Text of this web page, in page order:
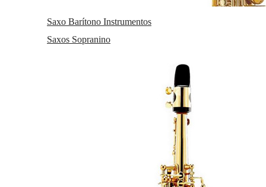
Saxo Barítono Instrumentos
Saxos Sopranino